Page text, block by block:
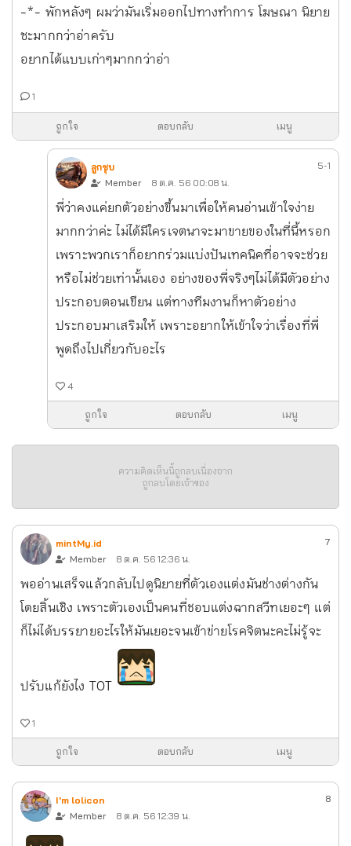
-*- พักหลังๆ ผมว่ามันเริ่มออกไปทางทำการ โฆษณา นิยาย
ซะมากกว่าอ่าครับ
อยากได้แบบเก่าๆมากกว่าอ่า
1
ถูกใจ ตอบกลับ เมนู
ลูกชุบ
Member
8 ต.ค. 56 00:08 น.
5-1
พี่ว่าคงแค่ยกตัวอย่างขึ้นมาเพื่อให้คนอ่านเข้าใจง่าย
มากกว่าค่ะ ไม่ได้มีใครเจตนาจะมาขายของในที่นี้หรอก
เพราะพวกเราก็อยากร่วมแบ่งปันเทคนิคที่อาจจะช่วย
หรือไม่ช่วยเท่านั้นเอง อย่างของพี่จริงๆไม่ได้มีตัวอย่าง
ประกอบตอนเขียน แต่ทางทีมงานก็หาตัวอย่าง
ประกอบมาเสริมให้ เพราะอยากให้เข้าใจว่าเรื่องที่พี่
พูดถึงไปเกี่ยวกับอะไร
4
ถูกใจ ตอบกลับ เมนู
ความคิดเห็นนี้ถูกลบเนื่องจาก
ถูกลบโดยเจ้าของ
mintMy.id
Member
8 ต.ค. 56 12:36 น.
7
พออ่านเสร็จแล้วกลับไปดูนิยายที่ตัวเองแต่งมันช่างต่างกัน
โดยสิ้นเชิง เพราะตัวเองเป็นคนที่ชอบแต่งฉากสวีทเยอะๆ แต่
ก็ไม่ได้บรรยายอะไรให้มันเยอะจนเข้าข่ายโรคจิตนะคะ ไม่รู้จะ
ปรับแก้ยังไง TOT
1
ถูกใจ ตอบกลับ เมนู
I'm lolicon
Member
8 ต.ค. 56 12:39 น.
8